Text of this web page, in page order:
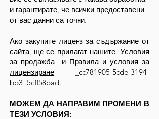
и гарантирате, че всички предоставени
от вас данни са точни.
Ако закупите лиценз за съдържание от
сайта, ще се прилагат нашите Условия
за продажба
и Правила и условия за
лицензиране
_cc781905-5cde-3194-
bb3_5cff58bad.
МОЖЕМ ДА НАПРАВИМ ПРОМЕНИ В
ТЕЗИ УСЛОВИЯ: